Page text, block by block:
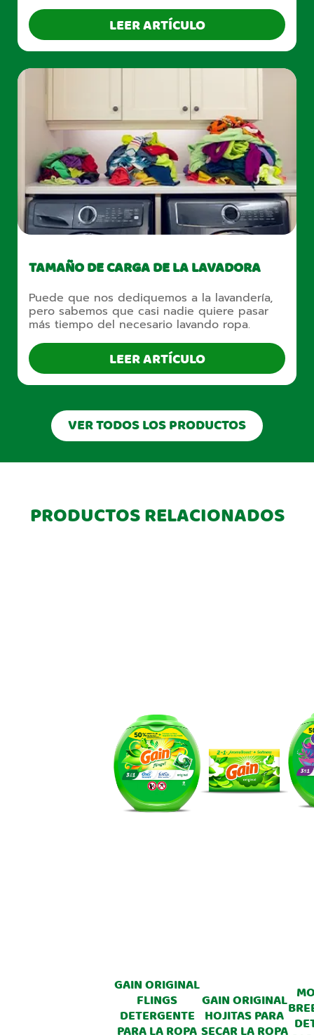
LEER ARTÍCULO
TAMAÑO DE CARGA DE LA LAVADORA
Puede que nos dediquemos a la lavandería,
pero sabemos que casi nadie quiere pasar
más tiempo del necesario lavando ropa.
LEER ARTÍCULO
VER TODOS LOS PRODUCTOS
PRODUCTOS RELACIONADOS
GAIN ORIGINAL
FLINGS
DETERGENTE
GAIN ORIGINAL
HOJITAS PARA